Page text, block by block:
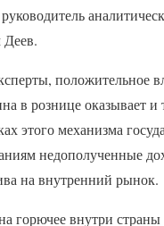
положительное
в рознице оказывает
этого механизма
недополученные
на внутренний рынок.
горючее внутри